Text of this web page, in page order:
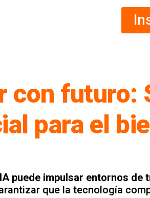
con futuro:
para el
IA puede impulsar entornos de
que la tecnología